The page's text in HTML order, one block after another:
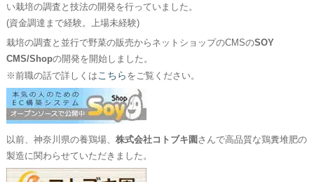
い栽培の調査と技法の開発を行っていました。
(資金調達まで経験。上場未経験)
栽培の調査と並行で野菜の販売からネットショップのCMSのSOY
CMS/Shopの開発を開始しました。
※前職の話で詳しくは こちら をご覧ください。
以前、神奈川県の養鶏場、 株式会社コトブキ園 さんで高品質な鶏糞堆肥の
製造に関わらせていただきました。